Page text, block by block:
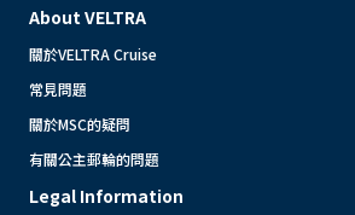
About VELTRA
關於VELTRA Cruise
常見問題
關於MSC的疑問
有關公主郵輪的問題
Legal Information